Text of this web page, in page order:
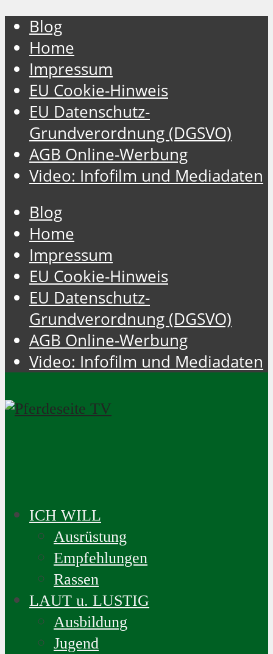
Blog
Home
Impressum
EU Cookie-Hinweis
EU Datenschutz-
Grundverordnung (DGSVO)
AGB Online-Werbung
Video: Infofilm und Mediadaten
Blog
Home
Impressum
EU Cookie-Hinweis
EU Datenschutz-
Grundverordnung (DGSVO)
AGB Online-Werbung
Video: Infofilm und Mediadaten
ICH WILL
Ausrüstung
Empfehlungen
Rassen
LAUT u. LUSTIG
Ausbildung
Jugend